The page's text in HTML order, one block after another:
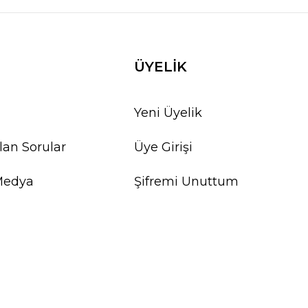
Sorular
ÜYELİK
Yeni Üyelik
Üye Girişi
Şifremi Unuttum